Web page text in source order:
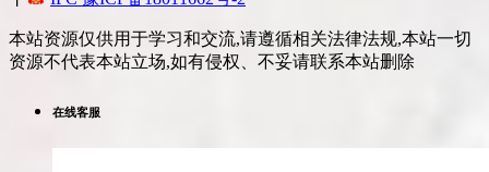
本站资源仅供用于学习和交流,请遵循相关法律法规,本站一切
资源不代表本站立场,如有侵权、不妥请联系本站删除
在线客服